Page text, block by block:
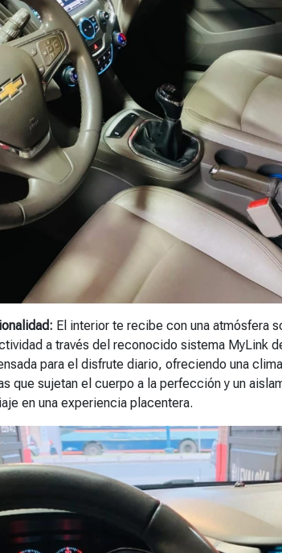
El interior te recibe con una atmósfera
a través del reconocido sistema MyLink
para el disfrute diario, ofreciendo una
que sujetan el cuerpo a la perfección y un
en una experiencia placentera.